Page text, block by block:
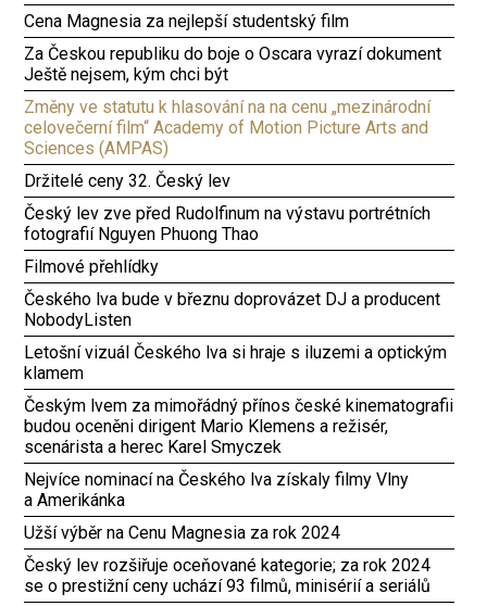
Cena Magnesia za nejlepší studentský film
Za Českou republiku do boje o Oscara vyrazí dokument
Ještě nejsem, kým chci být
Změny ve statutu k hlasování na na cenu „mezinárodní
celovečerní film“ Academy of Motion Picture Arts and
Sciences (AMPAS)
Držitelé ceny 32. Český lev
Český lev zve před Rudolfinum na výstavu portrétních
fotografií Nguyen Phuong Thao
Filmové přehlídky
Českého lva bude v březnu doprovázet DJ a producent
NobodyListen
Letošní vizuál Českého lva si hraje s iluzemi a optickým
klamem
Českým lvem za mimořádný přínos české kinematografii
budou oceněni dirigent Mario Klemens a režisér,
scenárista a herec Karel Smyczek
Nejvíce nominací na Českého lva získaly filmy Vlny
a Amerikánka
Užší výběr na Cenu Magnesia za rok 2024
Český lev rozšiřuje oceňované kategorie; za rok 2024
se o prestižní ceny uchází 93 filmů, minisérií a seriálů